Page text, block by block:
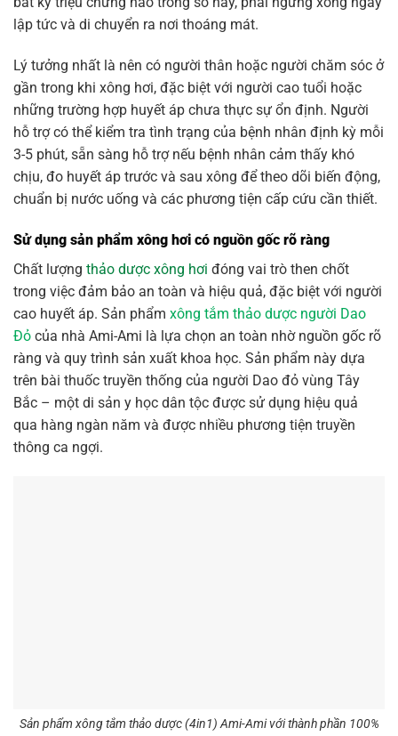
lập tức và di chuyển ra nơi thoáng mát.
Lý tưởng nhất là nên có người thân hoặc người chăm sóc ở
gần trong khi xông hơi, đặc biệt với người cao tuổi hoặc
những trường hợp huyết áp chưa thực sự ổn định. Người
hỗ trợ có thể kiểm tra tình trạng của bệnh nhân định kỳ mỗi
3-5 phút, sẵn sàng hỗ trợ nếu bệnh nhân cảm thấy khó
chịu, đo huyết áp trước và sau xông để theo dõi biến động,
chuẩn bị nước uống và các phương tiện cấp cứu cần thiết.
Sử dụng sản phẩm xông hơi có nguồn gốc rõ ràng
Chất lượng thảo dược xông hơi đóng vai trò then chốt
trong việc đảm bảo an toàn và hiệu quả, đặc biệt với người
cao huyết áp. Sản phẩm xông tắm thảo dược người Dao
Đỏ của nhà Ami-Ami là lựa chọn an toàn nhờ nguồn gốc rõ
ràng và quy trình sản xuất khoa học. Sản phẩm này dựa
trên bài thuốc truyền thống của người Dao đỏ vùng Tây
Bắc – một di sản y học dân tộc được sử dụng hiệu quả
qua hàng ngàn năm và được nhiều phương tiện truyền
thông ca ngợi.
Sản phẩm xông tắm thảo dược (4in1) Ami-Ami với thành phần 100%